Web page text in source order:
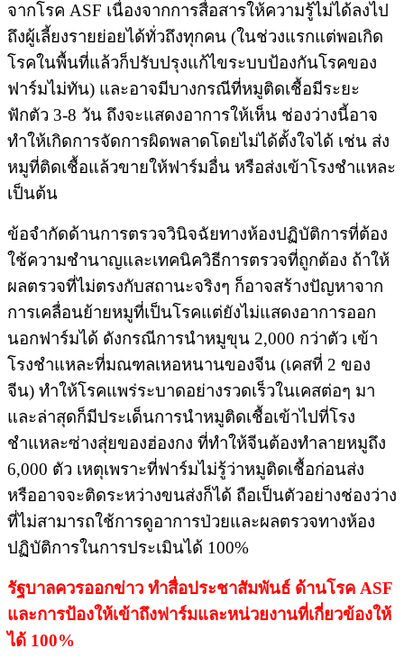
จากโรค ASF​ เนื่องจากการสื่อสารให้ความรู้ไม่ได้ลงไป
ถึงผู้เลี้ยงรายย่อยได้ทั่วถึงทุกคน​ (ในช่วงแรก​แต่พอเกิด
โรคในพื้นที่แล้วก็ปรับปรุงแก้ไขระบบป้องกันโรคของ
ฟาร์มไม่ทัน)​ และอาจมีบางกรณีที่หมูติดเชื้อมีระยะ
ฟักตัว 3-8 วัน ถึงจะแสดงอาการให้เห็น​ ช่องว่างนี้อาจ
ทำให้เกิดการจัดการผิดพลาดโดยไม่ได้ตั้งใจได้ เช่น​ ส่ง
หมูที่ติดเชื้อแล้วขายให้ฟาร์มอื่น​ หรือส่งเข้าโรงชำแหละ​
เป็นต้น
ข้อจำกัดด้านการตรวจวินิจฉัยทางห้องปฏิบัติการ​ที่ต้อง
ใช้ความชำนาญและเทคนิควิธีการตรวจที่ถูกต้อง​ ถ้าให้
ผลตรวจที่ไม่ตรงกับสถานะจริงๆ ก็อาจสร้างปัญหาจาก
การเคลื่อนย้ายหมูที่เป็นโรคแต่ยังไม่แสดงอาการออก
นอกฟาร์มได้ ดังกรณี​การนำหมูขุน 2,000 กว่าตัว เข้า
โรงชำแหละที่มณฑลเหอหนานของจีน​ (เคสที่ 2 ของ
จีน)​ ทำให้โรคแพร่ระบาดอย่างรวดเร็วในเคสต่อๆ มา​
และล่าสุดก็มีประเด็นการนำหมูติดเชื้อเข้าไปที่โรง
ชำแหละซ่างสุ่ยของฮ่องกง​ ที่ทำให้จีนต้องทำลายหมูถึง​
6,000​ ตัว​ เหตุเพราะที่ฟาร์มไม่รู้ว่าหมูติดเชื้อก่อนส่ง​
หรืออาจจะติดระหว่างขนส่งก็ได้​ ถือเป็นตัวอย่างช่องว่าง
ที่ไม่สามารถใช้การดูอาการป่วยและผลตรวจทางห้อง
ปฏิบัติการในการประเมินได้ 100%
รัฐบาล​ควรออกข่าว​ ทำสื่อประชาสัมพันธ์​ ด้านโรค ASF
และการป้องให้เข้าถึงฟาร์มและหน่วยงานที่เกี่ยวข้อง​ให้
ได้ 100%